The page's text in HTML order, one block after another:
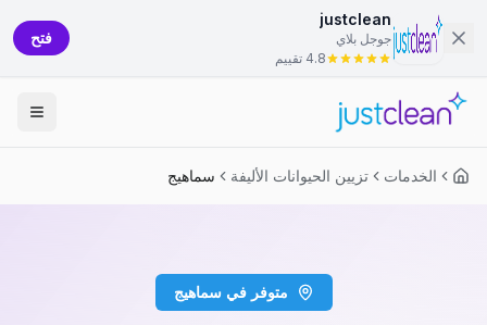
justclean
جوجل بلاي
4.8 تقييم
فتح
الخدمات تزيين الحيوانات الأليفة سماهيج
متوفر في سماهيج